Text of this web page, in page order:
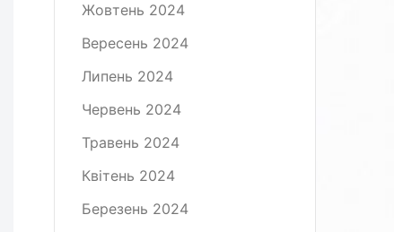
Жовтень 2024
Вересень 2024
Липень 2024
Червень 2024
Травень 2024
Квітень 2024
Березень 2024